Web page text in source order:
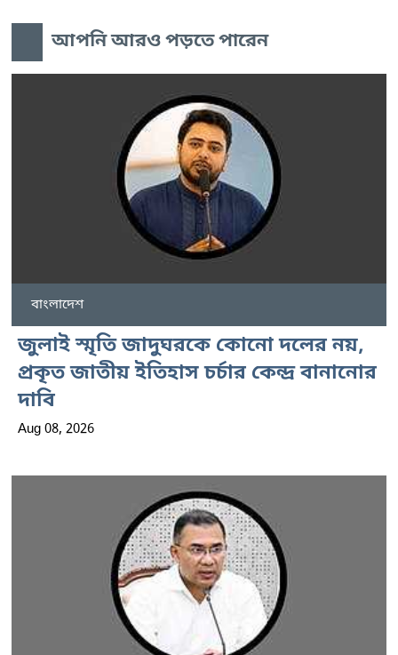
আপনি আরও পড়তে পারেন
বাংলাদেশ
জুলাই স্মৃতি জাদুঘরকে কোনো দলের নয়,
প্রকৃত জাতীয় ইতিহাস চর্চার কেন্দ্র বানানোর
দাবি
Aug 08, 2026